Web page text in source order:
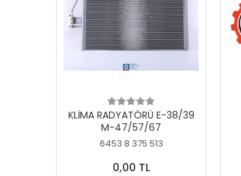
KLİMA RADYATÖRÜ E-38/39
M-47/57/67
6453 8 375 513
0,00 TL